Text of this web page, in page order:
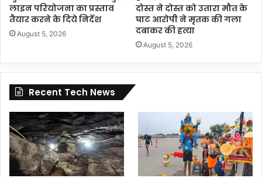
लाइन परियोजना का प्रस्ताव
तैयार करने के दिये निर्देश
August 5, 2026
दोस्त ने दोस्त को उतारा मौत के
घाट आरोपी ने मृतक की गला
दबाकर की हत्या
August 5, 2026
Recent Tech News